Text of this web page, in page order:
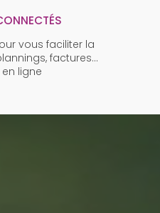
vous faciliter la
factures…
ligne